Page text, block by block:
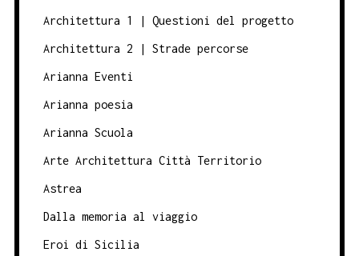
Architettura 1 | Questioni del progetto
Architettura 2 | Strade percorse
Arianna Eventi
Arianna poesia
Arianna Scuola
Arte Architettura Città Territorio
Astrea
Dalla memoria al viaggio
Eroi di Sicilia